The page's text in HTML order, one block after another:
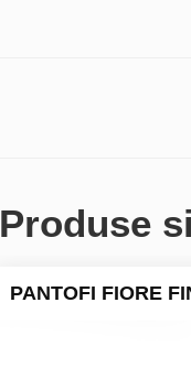
Produse
PANTOFI FIORE